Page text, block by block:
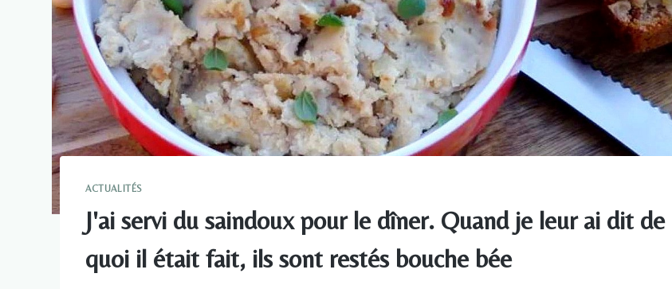
ACTUALITÉS
J'ai servi du saindoux pour le dîner. Quand je leur ai dit de
quoi il était fait, ils sont restés bouche bée